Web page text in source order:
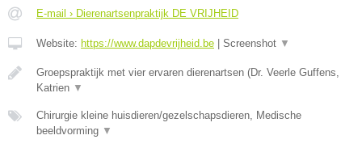
E-mail › Dierenartsenpraktijk DE VRIJHEID
Website: https://www.dapdevrijheid.be | Screenshot ▼
Groepspraktijk met vier ervaren dierenartsen (Dr. Veerle Guffens,
Katrien ▼
Chirurgie kleine huisdieren/gezelschapsdieren, Medische
beeldvorming ▼